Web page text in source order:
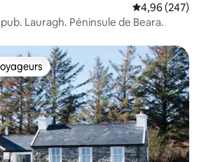
Évaluation
4,96 (247)
Lauragh. Péninsule de Beara.
les plus appréciés